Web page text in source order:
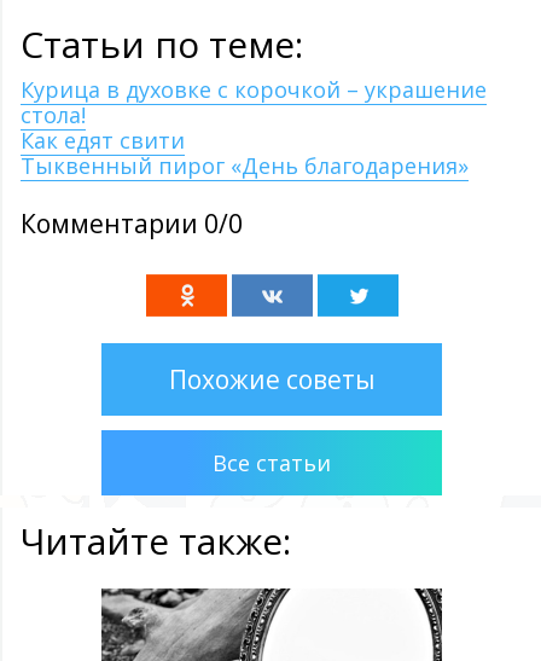
Статьи по теме:
Курица в духовке с корочкой – украшение
стола!
Как едят свити
Тыквенный пирог «День благодарения»
Комментарии 0/0
Похожие советы
Все статьи
Читайте также: